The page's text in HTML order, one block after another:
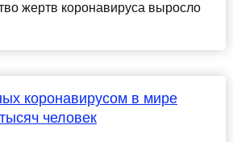
жертв коронавируса выросло
коронавирусом в мире
человек